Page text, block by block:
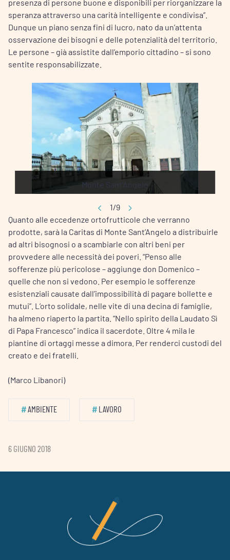
presenza di persone buone e disponibili per riorganizzare la
speranza attraverso una carità intelligente e condivisa”.
Dunque un piano senza fini di lucro, nato da un’attenta
osservazione dei bisogni e delle potenzialità del territorio.
Le persone – già assistite dall’emporio cittadino – si sono
sentite responsabilizzate.
Monte Sant'Angelo
1/9
Quanto alle eccedenze ortofrutticole che verranno
prodotte, sarà la Caritas di Monte Sant’Angelo a distribuirle
ad altri bisognosi o a scambiarle con altri beni per
provvedere alle necessità dei poveri. “Penso alle
sofferenze più pericolose – aggiunge don Domenico –
quelle che non si vedono. Per esempio le sofferenze
esistenziali causate dall’impossibilità di pagare bollette e
mutui”. L’orto solidale, nelle vite di una decina di famiglie,
ha almeno riaperto la partita. “Nello spirito della Laudato Sì
di Papa Francesco” indica il sacerdote. Oltre 4 mila le
piantine di ortaggi messe a dimora. Per renderci custodi del
creato e dei fratelli.
(Marco Libanori)
#AMBIENTE # LAVORO
6 GIUGNO 2018